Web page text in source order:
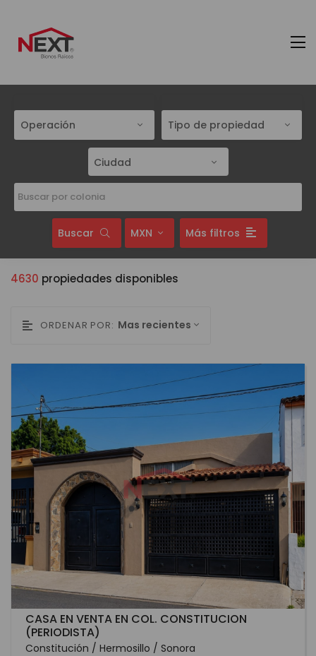
Operación Tipo de propiedad
Ciudad
Buscar MXN Más filtros
4630 propiedades disponibles
ORDENAR POR: Mas recientes
CASA EN VENTA EN COL. CONSTITUCION
(PERIODISTA)
Constitución / Hermosillo / Sonora